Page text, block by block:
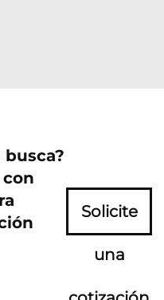
Solicite
una